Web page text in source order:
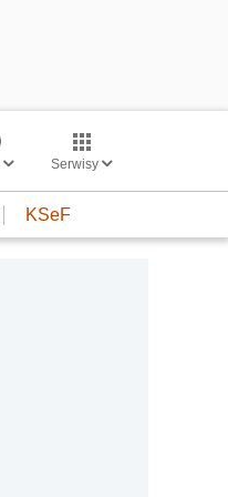
Serwisy
KSeF